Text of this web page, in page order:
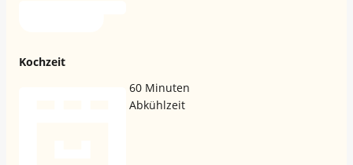
Kochzeit
60 Minuten
Abkühlzeit